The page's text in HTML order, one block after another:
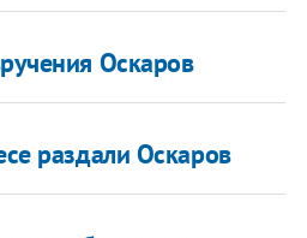
Оскаров
раздали Оскаров